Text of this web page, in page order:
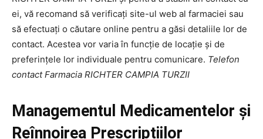
ei, vă recomand să verificați site-ul web al farmaciei sau
să efectuați o căutare online pentru a găsi detaliile lor de
contact. Acestea vor varia în funcție de locație și de
preferințele lor individuale pentru comunicare. Telefon
contact Farmacia RICHTER CAMPIA TURZII
Managementul Medicamentelor și
Reînnoirea Prescripțiilor